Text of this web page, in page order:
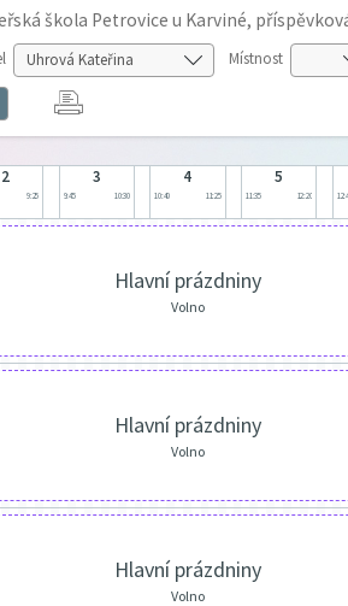
škola Petrovice u Karviné,
Místnost
2
9:25
3
9:45 10:30
4
10:40 11:25
5
11:35 12:20
Hlavní prázdniny
Volno
Hlavní prázdniny
Volno
Hlavní prázdniny
Volno